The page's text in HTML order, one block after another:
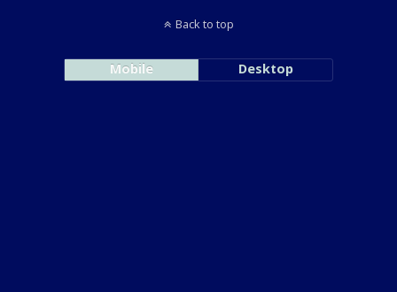
Back to top
Mobile Desktop